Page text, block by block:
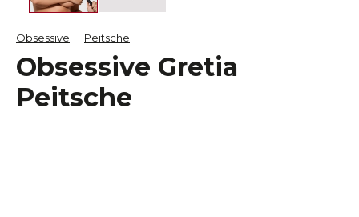
Obsessive Peitsche
Obsessive Gretia
Peitsche